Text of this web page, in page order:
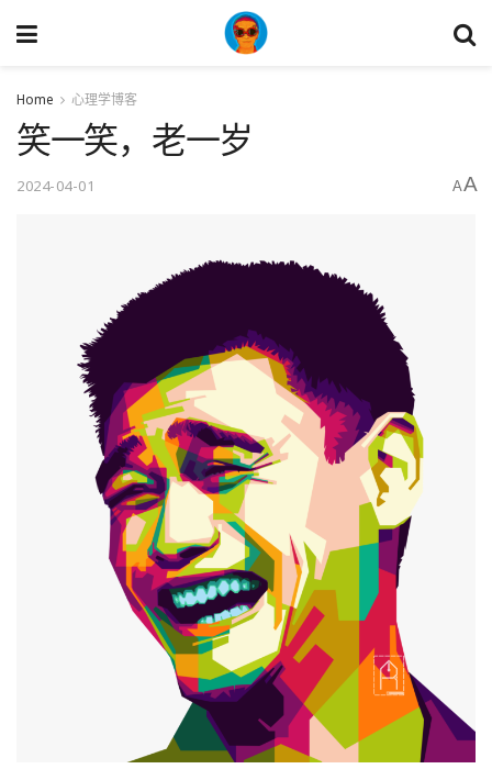
Home 心理学博客
笑一笑，老一岁
2024-04-01 AA